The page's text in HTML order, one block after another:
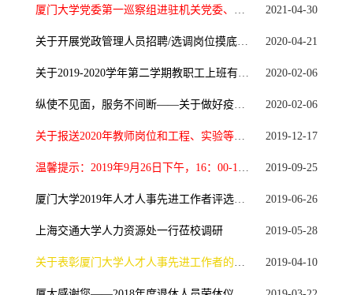
厦门大学党委第一巡察组进驻机关党委、党委人才办/人事处召开巡察工作动员大会 2021-04-30
关于开展党政管理人员招聘/选调岗位摸底工作的通知 2020-04-21
关于2019-2020学年第二学期教职工上班有关事项的通知 2020-02-06
纵使不见面，服务不间断——关于做好疫情防控期间人事人才服务工作的通知 2020-02-06
关于报送2020年教师岗位和工程、实验等系列专业技术高级岗位招聘计划的通知 2019-12-17
温馨提示：2019年9月26日下午，16：00-18:00人事处召开部门学习会议，请需办理有关业务的老师... 2019-09-25
厦门大学2019年人才人事先进工作者评选结果公示 2019-06-26
上海交通大学人力资源处一行莅校调研 2019-05-28
关于表彰厦门大学人才人事先进工作者的通知 2019-04-10